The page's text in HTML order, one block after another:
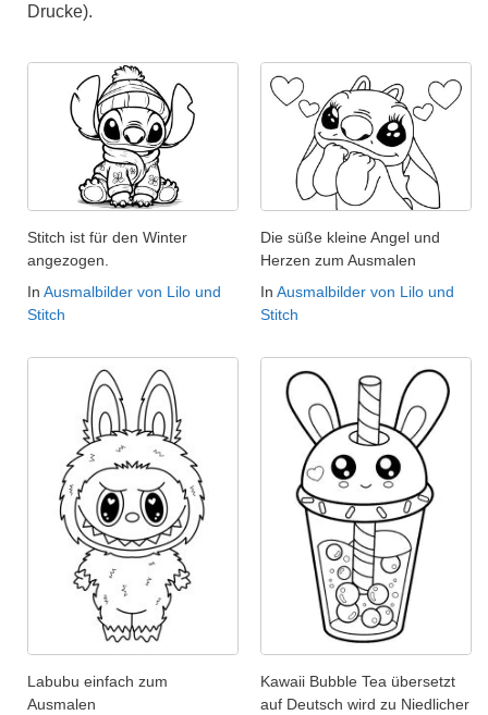
Drucke).
Stitch ist für den Winter
angezogen.
In Ausmalbilder von Lilo und
Stitch
Die süße kleine Angel und
Herzen zum Ausmalen
In Ausmalbilder von Lilo und
Stitch
Labubu einfach zum
Ausmalen
Kawaii Bubble Tea übersetzt
auf Deutsch wird zu Niedlicher